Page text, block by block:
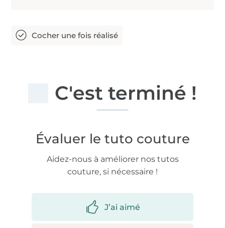
C'est terminé !
Évaluer le tuto couture
Aidez-nous à améliorer nos tutos
couture, si nécessaire !
J’ai aimé